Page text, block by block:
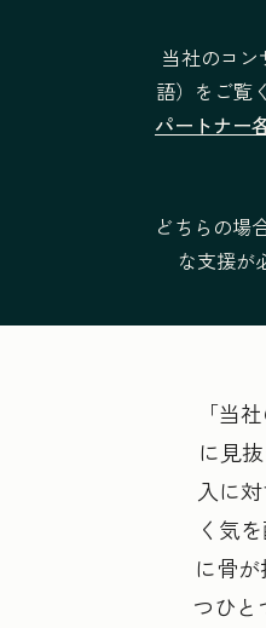
既存のCRMからのデータの移
チームの階層設定と管理
当社のコ
語）をご覧
パートナー
どちらの場
な支援が
当
に見
入に
く気
に骨
つひと